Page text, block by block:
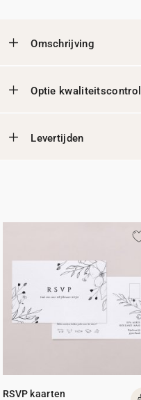
Omschrijving
Optie
Levertijden
RSVP kaarten